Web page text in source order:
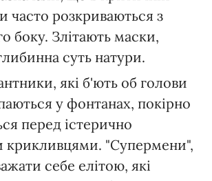
часто розкриваються з
боку. Злітають маски,
суть натури.
які б'ють об голови
у фонтанах, покірно
перед істерично
крикливцями. "Супермени",
себе елітою, які